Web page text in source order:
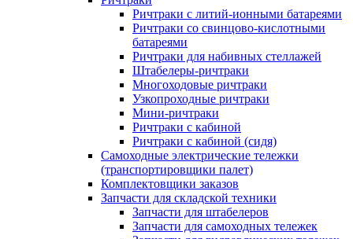
Ричтраки с литий-ионными батареями
Ричтраки со свинцово-кислотными
батареями
Ричтраки для набивных стеллажей
Штабелеры-ричтраки
Многоходовые ричтраки
Узкопроходные ричтраки
Мини-ричтраки
Ричтраки с кабиной
Ричтраки с кабиной (сидя)
Самоходные электрические тележки
(транспортировщики палет)
Комплектовщики заказов
Запчасти для складской техники
Запчасти для штабелеров
Запчасти для самоходных тележек